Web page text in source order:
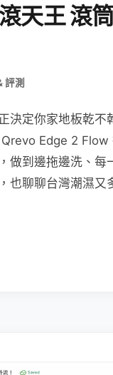
天王 滾
評測
決定你家地板乾
Edge 2
做到邊拖邊洗、
也聊聊台灣潮濕